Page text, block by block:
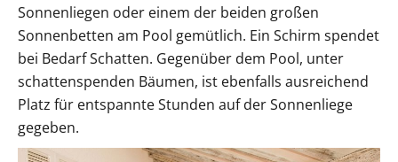
Sonnenliegen oder einem der beiden großen
Sonnenbetten am Pool gemütlich. Ein Schirm spendet
bei Bedarf Schatten. Gegenüber dem Pool, unter
schattenspenden Bäumen, ist ebenfalls ausreichend
Platz für entspannte Stunden auf der Sonnenliege
gegeben.